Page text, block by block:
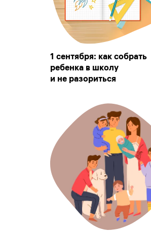
1 сентября: как собрать
ребенка в школу
и не разориться